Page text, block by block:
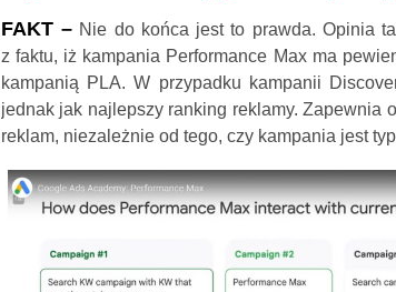
FAKT –Nie do końca jest to prawda. Opinia
z faktu, iż kampania Performance Max ma
kampanią PLA. W przypadku kampanii
jednak jak najlepszy ranking reklamy. Zapewnia
reklam, niezależnie od tego, czy kampania jest